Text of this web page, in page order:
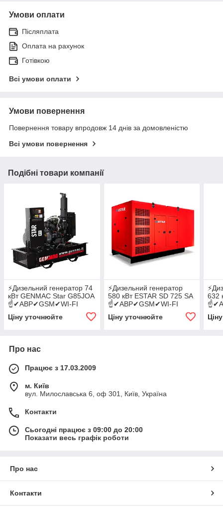
Умови оплати
Післяплата
Оплата на рахунок
Готівкою
Всі умови оплати
Умови повернення
Повернення товару впродовж 14 днів за домовленістю
Всі умови повернення
Подібні товари компанії
⚡️Дизельний генератор 74
кВт GENMAC Star G85JOA
☝✔АВР✔GSM✔WI-FI
Ціну уточнюйте
⚡️Дизельний генератор
580 кВт ESTAR SD 725 SA
☝✔АВР✔GSM✔WI-FI
Ціну уточнюйте
632
Про нас
Працює з 17.03.2009
м. Київ
вул. Милославська 6, оф 301, Київ, Україна
Контакти
Сьогодні працює з 09:00 до 20:00
Показати весь графік роботи
Про нас
Контакти